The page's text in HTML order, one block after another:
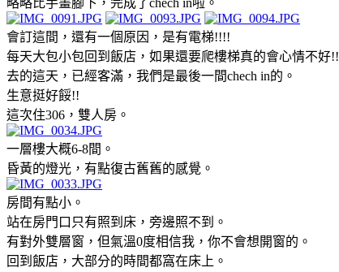
會訂這間，還有一個原因，是有電梯!!!!
每天大包小包回到飯店，如果還要爬樓梯真的會心情不好
去的這天，已經客滿，我們是最後一間chech in的。
生意挺好餒!!
這次住306，雙人房。
一層樓大概6-8間。
昏黃的燈光，有點復古舊舊的感覺。
房間有點小。
站在房門口只有照到床，旁邊照不到。
有對外雙層窗，但氣溫0度相信我，你不會想開窗的。
回到飯店，大部分的時間都窩在床上。